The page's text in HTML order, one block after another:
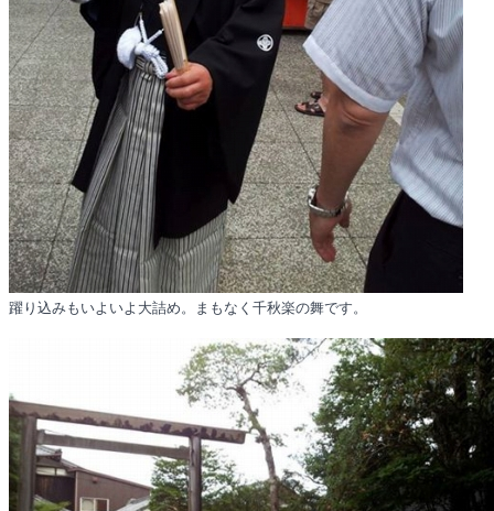
躍り込みもいよいよ大詰め。まもなく千秋楽の舞です。